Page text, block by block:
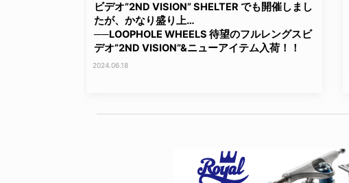
ビデオ”2ND VISION” SHELTER でも開催しまし
たが、かなり盛り上…
──LOOPHOLE WHEELS 待望のフルレングスビ
デオ”2ND VISION”&ニューアイテム入荷！！
2024.06.18